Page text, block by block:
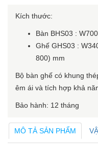
Kích thước:
Bàn BHS03 :
Ghế GHS03 :
800) mm
Bộ bàn ghế có khung
êm ái và tích hợp khả
Bảo hành: 12 tháng
MÔ TẢ SẢN PHẨM